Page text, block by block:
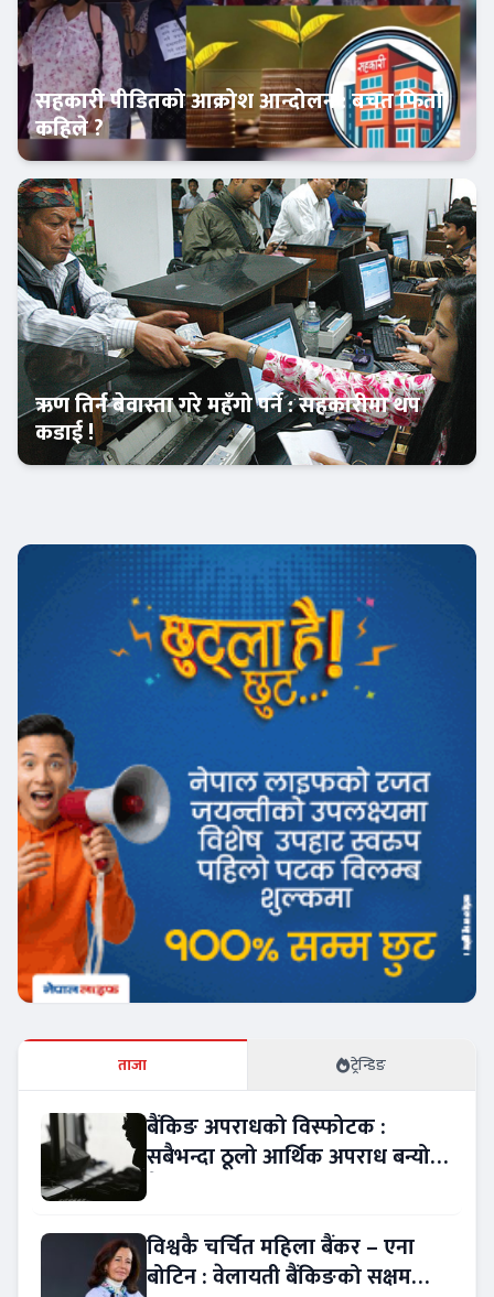
आजको विशेष
सहकारी पीडितको आक्रोश आन्दोलन : बचत फिर्ता
कहिले ?
ऋण तिर्न बेवास्ता गरे महँगो पर्ने : सहकारीमा थप
कडाई !
ताजा ट्रेन्डिङ
बैंकिङ अपराधको विस्फोटक :
सबैभन्दा ठूलो आर्थिक अपराध बन्यो
विश्वकै चर्चित महिला बैंकर – एना
बोटिन : वेलायती बैंकिङको सक्षम